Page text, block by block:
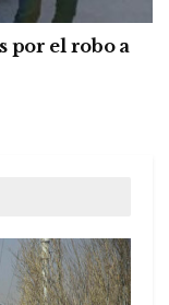
por el robo a